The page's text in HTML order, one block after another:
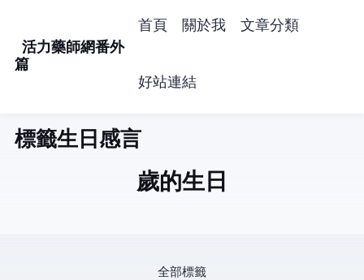
活力藥師網番外
篇
首頁 關於我 文章分類
好站連結
標籤: 生日感言 (1)
52歲的生日
全部標籤